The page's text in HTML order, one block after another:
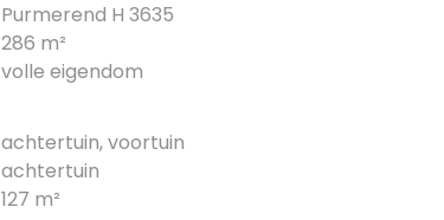
Purmerend H 3635
286 m²
volle eigendom
achtertuin, voortuin
achtertuin
127 m²